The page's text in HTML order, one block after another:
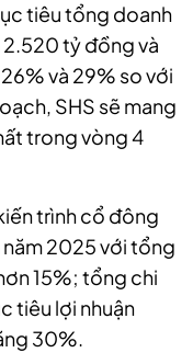
tiêu tổng doanh
2.520 tỷ đồng và
và 29% so với
SHS sẽ mang
trong vòng 4
trình cổ đông
2025 với tổng
15%; tổng chi
tiêu lợi nhuận
30%.